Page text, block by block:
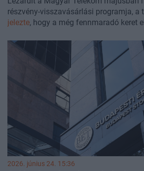
részvény-visszavásárlási programja, a
jelezte, hogy a még fennmaradó keret
2026. június 24. 15:36